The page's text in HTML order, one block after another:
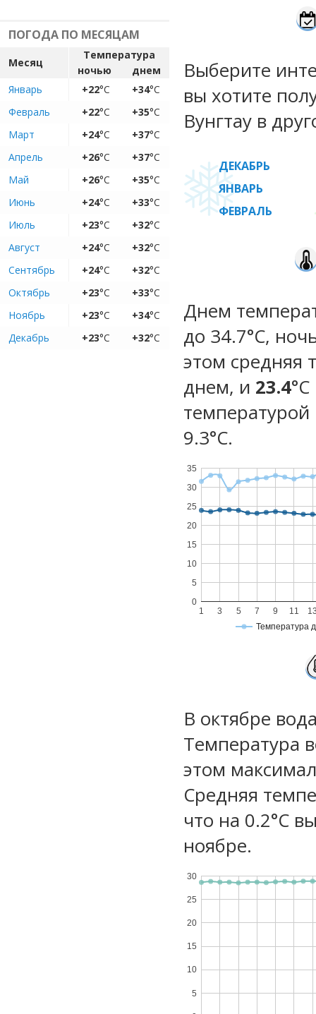
ПОГОДА ПО МЕСЯЦАМ
Месяц
Температура
ночью
днем
Январь
+22°C +34°C
Февраль
+22°C +35°C
Март
+24°C +37°C
Апрель
+26°C +37°C
Май
+26°C +35°C
Июнь
+24°C +33°C
Июль
+23°C +32°C
Август
+24°C +32°C
Сентябрь
+24°C +32°C
Октябрь
+23°C +33°C
Ноябрь
+23°C +34°C
Декабрь
+23°C +32°C
Выберите
вы хотите
Вунгтау в
ДЕКАБРЬ
ЯНВАРЬ
ФЕВРАЛЬ
Днем
до 34.7°C,
этом средняя
днем, и 23.4
температурой
9.3°С.
Температура
1 3 5 7 9 11
0
5
10
15
20
25
30
35
В октябре
Температура
этом
Средняя
что на 0.2°C
ноябре.
5
10
15
20
25
30